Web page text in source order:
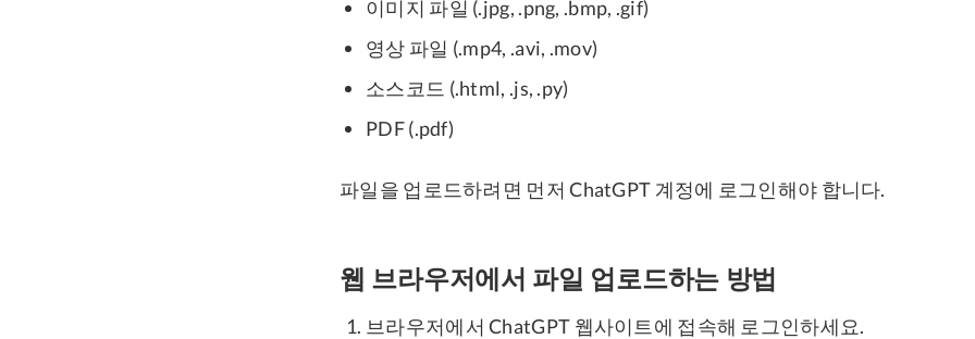
이미지 파일 (.jpg, .png, .bmp, .gif)
영상 파일 (.mp4, .avi, .mov)
소스코드 (.html, .js, .py)
PDF (.pdf)
파일을 업로드하려면 먼저 ChatGPT 계정에 로그인해야 합니다.
웹 브라우저에서 파일 업로드하는 방법
브라우저에서 ChatGPT 웹사이트에 접속해 로그인하세요.